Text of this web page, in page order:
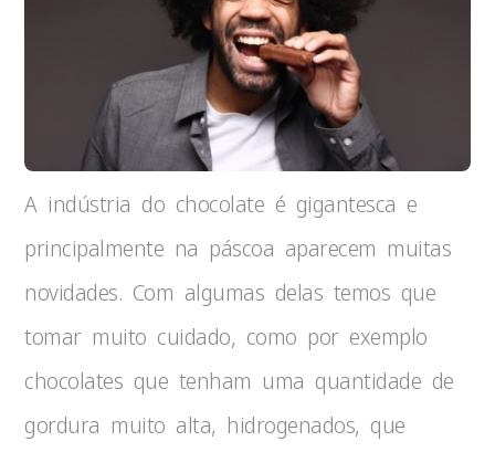
A indústria do chocolate é gigantesca e
principalmente na páscoa aparecem muitas
novidades. Com algumas delas temos que
tomar muito cuidado, como por exemplo
chocolates que tenham uma quantidade de
gordura muito alta, hidrogenados, que